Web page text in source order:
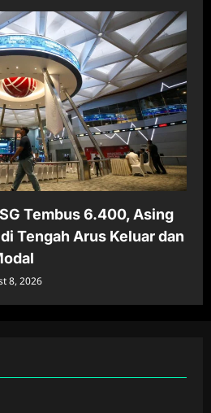
Tembus 6.400, Asing
Tengah Arus Keluar dan
8, 2026